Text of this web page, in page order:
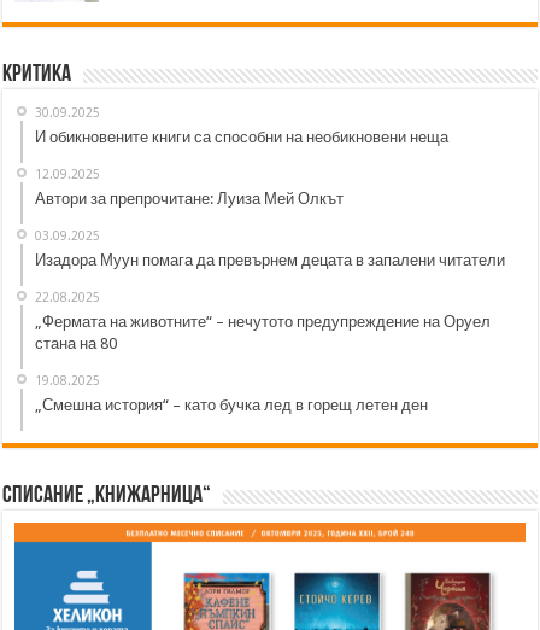
Критика
30.09.2025
И обикновените книги са способни на необикновени неща
12.09.2025
Автори за препрочитане: Луиза Мей Олкът
03.09.2025
Изадора Муун помага да превърнем децата в запалени читатели
22.08.2025
„Фермата на животните“ – нечутото предупреждение на Оруел
стана на 80
19.08.2025
„Смешна история“ – като бучка лед в горещ летен ден
Списание „Книжарница“